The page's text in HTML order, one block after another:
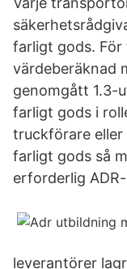
farligt gods. För
värdeberäknad
genomgått 1.3-
farligt gods i
truckförare eller
farligt gods så
erforderlig
leverantörer